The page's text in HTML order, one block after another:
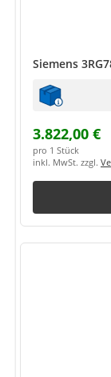
Siemens
3.822,00 €
pro 1 Stück
inkl. MwSt. zzgl.